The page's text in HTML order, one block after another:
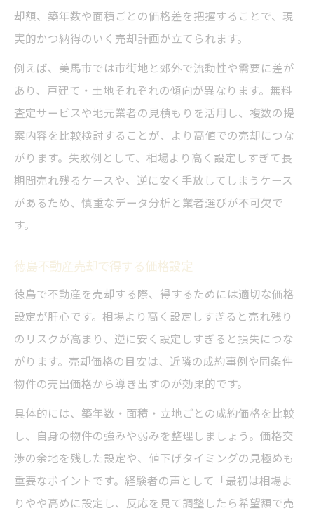
却額、築年数や面積ごとの価格差を把握することで、現
実的かつ納得のいく売却計画が立てられます。
例えば、美馬市では市街地と郊外で流動性や需要に差が
あり、戸建て・土地それぞれの傾向が異なります。無料
査定サービスや地元業者の見積もりを活用し、複数の提
案内容を比較検討することが、より高値での売却につな
がります。失敗例として、相場より高く設定しすぎて長
期間売れ残るケースや、逆に安く手放してしまうケース
があるため、慎重なデータ分析と業者選びが不可欠で
す。
徳島不動産売却で得する価格設定
徳島で不動産を売却する際、得するためには適切な価格
設定が肝心です。相場より高く設定しすぎると売れ残り
のリスクが高まり、逆に安く設定しすぎると損失につな
がります。売却価格の目安は、近隣の成約事例や同条件
物件の売出価格から導き出すのが効果的です。
具体的には、築年数・面積・立地ごとの成約価格を比較
し、自身の物件の強みや弱みを整理しましょう。価格交
渉の余地を残した設定や、値下げタイミングの見極めも
重要なポイントです。経験者の声として「最初は相場よ
りやや高めに設定し、反応を見て調整したら希望額で売